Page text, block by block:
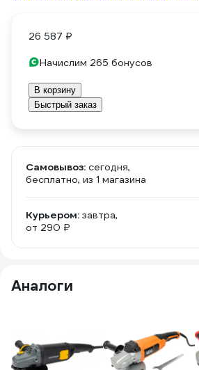
26 587 ₽
Начислим 265 бонусов
В корзину
Быстрый заказ
Самовывоз: сегодня,
бесплатно, из 1 магазина
Курьером: завтра,
от 290 ₽
Аналоги